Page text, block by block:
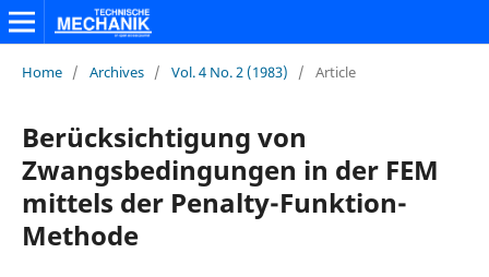
Home / Archives / Vol. 4 No. 2 (1983) / Article
Berücksichtigung von
Zwangsbedingungen in der FEM
mittels der Penalty-Funktion-
Methode